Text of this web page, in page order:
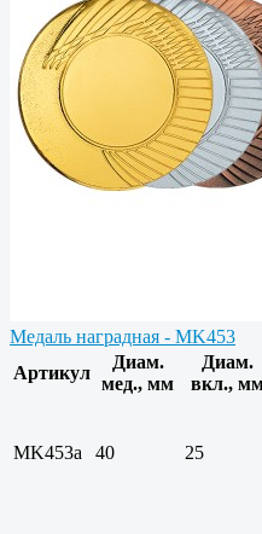
Медаль наградная - MK453
Артикул
Диам.
мед., мм
Диам.
вкл.,
MK453a 40 25